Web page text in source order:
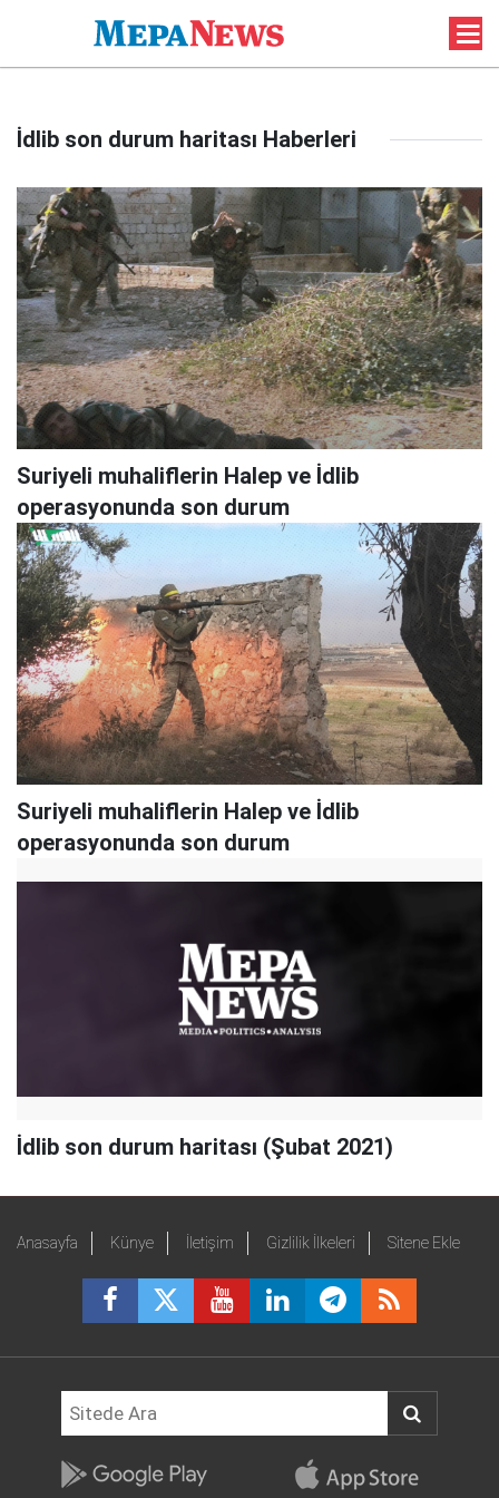
İdlib son durum haritası Haberleri
Suriyeli muhaliflerin Halep ve İdlib
operasyonunda son durum
Suriyeli muhaliflerin Halep ve İdlib
operasyonunda son durum
İdlib son durum haritası (Şubat 2021)
Anasayfa Künye İletişim Gizlilik İlkeleri Sitene Ekle